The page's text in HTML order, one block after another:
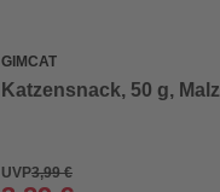
GIMCAT
Katzensnack, 50 g, Malz
UVP3,99 €